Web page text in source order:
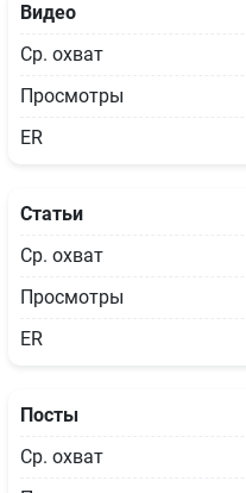
Видео
Ср. охват
Просмотры
ER
Статьи
Ср. охват
Просмотры
ER
Посты
Ср. охват